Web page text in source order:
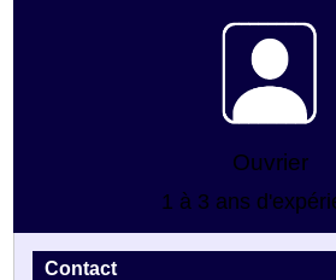
Ouvrier
1 à 3 ans
Contact